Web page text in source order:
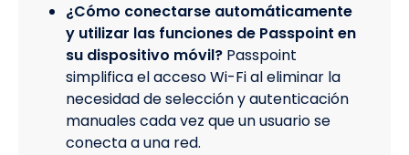
¿Cómo conectarse automáticamente
y utilizar las funciones de Passpoint en
su dispositivo móvil? Passpoint
simplifica el acceso Wi-Fi al eliminar la
necesidad de selección y autenticación
manuales cada vez que un usuario se
conecta a una red.